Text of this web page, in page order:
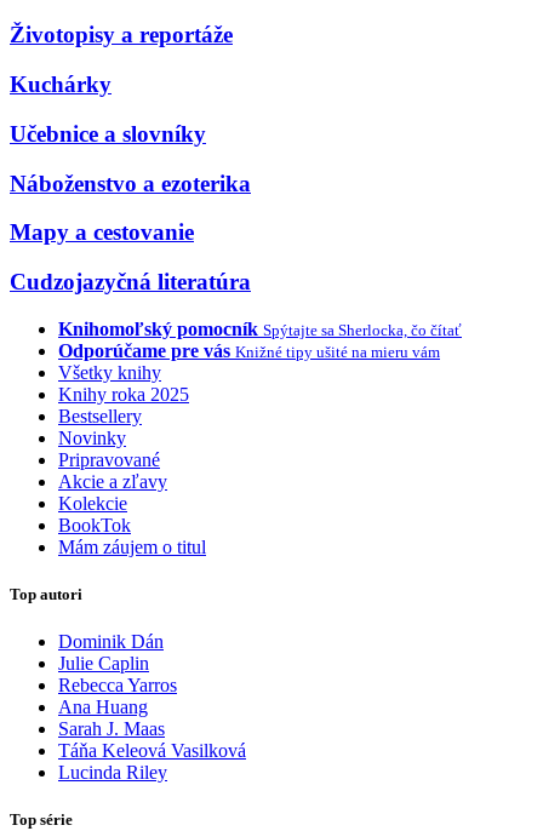
Životopisy a reportáže
Kuchárky
Učebnice a slovníky
Náboženstvo a ezoterika
Mapy a cestovanie
Cudzojazyčná literatúra
Knihomoľský pomocník Spýtajte sa Sherlocka, čo čítať
Odporúčame pre vás Knižné tipy ušité na mieru vám
Všetky knihy
Knihy roka 2025
Bestsellery
Novinky
Pripravované
Akcie a zľavy
Kolekcie
BookTok
Mám záujem o titul
Top autori
Dominik Dán
Julie Caplin
Rebecca Yarros
Ana Huang
Sarah J. Maas
Táňa Keleová Vasilková
Lucinda Riley
Top série